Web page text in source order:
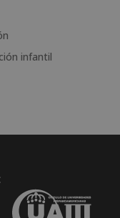
infantil